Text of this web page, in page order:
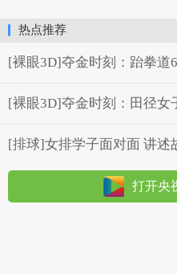
热点推荐
[裸眼3D]夺金时刻：跆拳道
[裸眼3D]夺金时刻：田径女
[排球]女排学子面对面 讲述
打开央